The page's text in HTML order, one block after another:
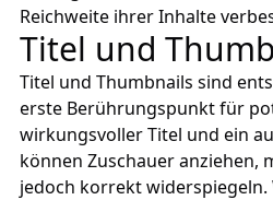
Reichweite ihrer Inhalte
Titel und
Titel und Thumbnails sind
erste Berührungspunkt für
wirkungsvoller Titel und ein
können Zuschauer anziehen,
jedoch korrekt